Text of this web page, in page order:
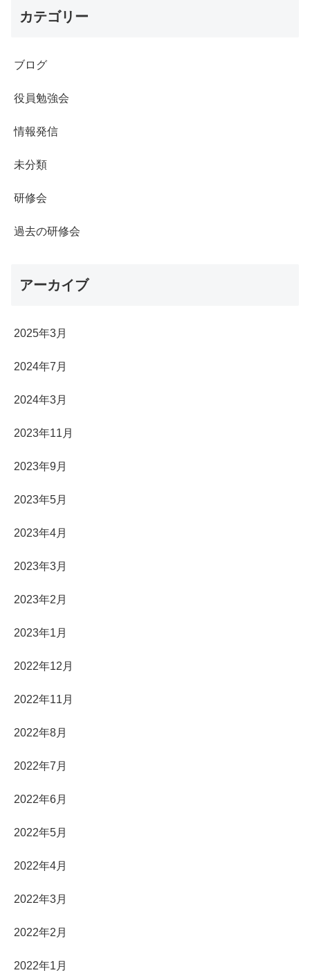
カテゴリー
ブログ
役員勉強会
情報発信
未分類
研修会
過去の研修会
アーカイブ
2025年3月
2024年7月
2024年3月
2023年11月
2023年9月
2023年5月
2023年4月
2023年3月
2023年2月
2023年1月
2022年12月
2022年11月
2022年8月
2022年7月
2022年6月
2022年5月
2022年4月
2022年3月
2022年2月
2022年1月